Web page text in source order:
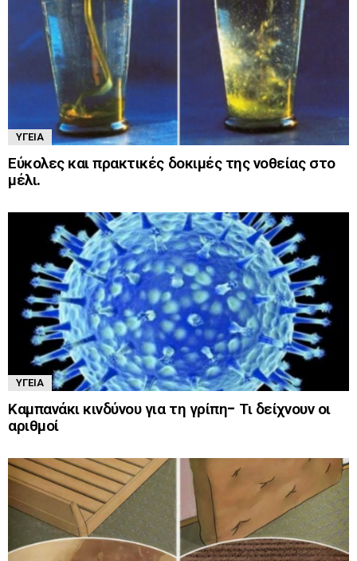
ΥΓΕΊΑ
Εύκολες και πρακτικές δοκιμές της νοθείας στο
μέλι.
ΥΓΕΊΑ
Καμπανάκι κινδύνου για τη γρίπη- Τι δείχνουν οι
αριθμοί